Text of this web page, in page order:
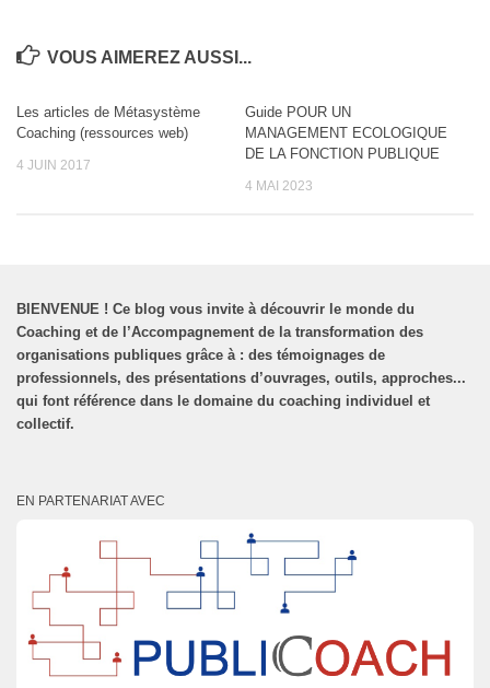
VOUS AIMEREZ AUSSI...
Les articles de Métasystème
Coaching (ressources web)
4 JUIN 2017
Guide POUR UN
MANAGEMENT ECOLOGIQUE
DE LA FONCTION PUBLIQUE
4 MAI 2023
BIENVENUE ! Ce blog vous invite à découvrir le monde du
Coaching et de l’Accompagnement de la transformation des
organisations publiques grâce à : des témoignages de
professionnels, des présentations d’ouvrages, outils, approches...
qui font référence dans le domaine du coaching individuel et
collectif.
EN PARTENARIAT AVEC